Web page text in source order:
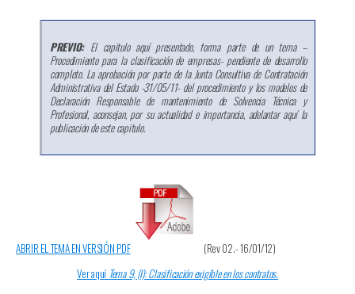
PREVIO:El capitulo aquí presentado, forma parte de un tema –
Procedimiento para la clasificación de empresas- pendiente de desarrollo
completo. La aprobación por parte de la Junta Consultiva de Contratación
Administrativa del Estado -31/05/11- del procedimiento y los modelos de
Declaración Responsable de mantenimiento de Solvencia Técnica y
Profesional, aconsejan, por su actualidad e importancia, adelantar aquí la
publicación de este capitulo.
ABRIR EL TEMA EN VERSIÓN PDF
(Rev 02.- 16/01/12)
Ver aquí Tema 9, (I): Clasificación exigible en los contratos.